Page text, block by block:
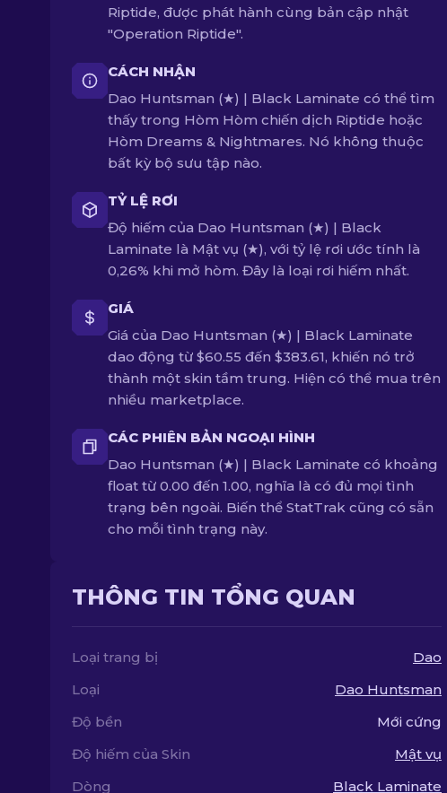
Riptide, được phát hành cùng bản cập nhật
"Operation Riptide".
CÁCH NHẬN
Dao Huntsman (★) | Black Laminate có thể tìm
thấy trong Hòm Hòm chiến dịch Riptide hoặc
Hòm Dreams & Nightmares. Nó không thuộc
bất kỳ bộ sưu tập nào.
TỶ LỆ RƠI
Độ hiếm của Dao Huntsman (★) | Black
Laminate là Mật vụ (★), với tỷ lệ rơi ước tính là
0,26% khi mở hòm. Đây là loại rơi hiếm nhất.
GIÁ
Giá của Dao Huntsman (★) | Black Laminate
dao động từ $60.55 đến $383.61, khiến nó trở
thành một skin tầm trung. Hiện có thể mua trên
nhiều marketplace.
CÁC PHIÊN BẢN NGOẠI HÌNH
Dao Huntsman (★) | Black Laminate có khoảng
float từ 0.00 đến 1.00, nghĩa là có đủ mọi tình
trạng bên ngoài. Biến thể StatTrak cũng có sẵn
cho mỗi tình trạng này.
THÔNG TIN TỔNG QUAN
Loại trang bị
Dao
Loại
Dao Huntsman
Độ bền
Mới cứng
Độ hiếm của Skin
Mật vụ
Dòng
Black Laminate